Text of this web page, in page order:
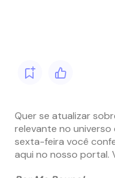
Quer se atualizar
relevante no
sexta-feira você
aqui no nosso portal.